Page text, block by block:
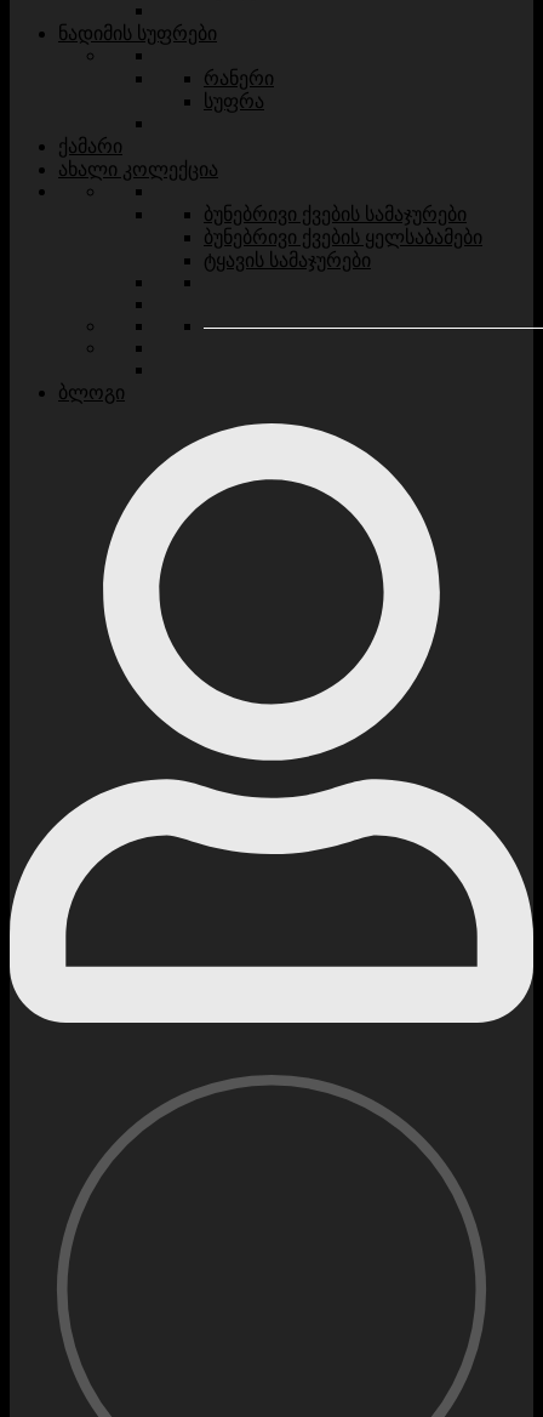
ნადიმის სუფრები
რანერი
სუფრა
ქამარი
ახალი კოლექცია
ბუნებრივი ქვების სამაჯურები
ბუნებრივი ქვების ყელსაბამები
ტყავის სამაჯურები
ბლოგი